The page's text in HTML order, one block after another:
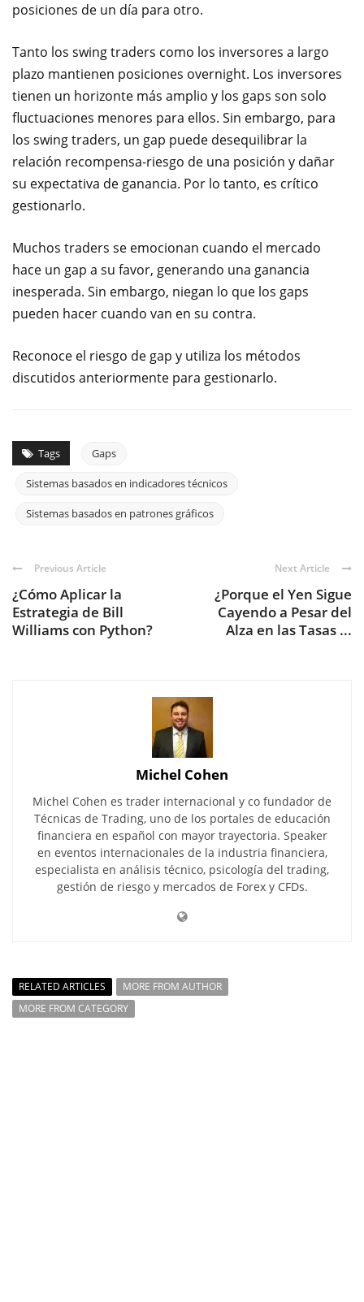
posiciones de un día para otro.
Tanto los swing traders como los inversores a largo
plazo mantienen posiciones overnight. Los inversores
tienen un horizonte más amplio y los gaps son solo
fluctuaciones menores para ellos. Sin embargo, para
los swing traders, un gap puede desequilibrar la
relación recompensa-riesgo de una posición y dañar
su expectativa de ganancia. Por lo tanto, es crítico
gestionarlo.
Muchos traders se emocionan cuando el mercado
hace un gap a su favor, generando una ganancia
inesperada. Sin embargo, niegan lo que los gaps
pueden hacer cuando van en su contra.
Reconoce el riesgo de gap y utiliza los métodos
discutidos anteriormente para gestionarlo.
Tags Gaps
Sistemas basados en indicadores técnicos
Sistemas basados en patrones gráficos
Previous Article
¿Cómo Aplicar la
Estrategia de Bill
Williams con Python?
Next Article
¿Porque el Yen Sigue
Cayendo a Pesar del
Alza en las Tasas ...
Michel Cohen
Michel Cohen es trader internacional y co fundador de
Técnicas de Trading, uno de los portales de educación
financiera en español con mayor trayectoria. Speaker
en eventos internacionales de la industria financiera,
especialista en análisis técnico, psicología del trading,
gestión de riesgo y mercados de Forex y CFDs.
RELATED ARTICLES
MORE FROM AUTHOR
MORE FROM CATEGORY